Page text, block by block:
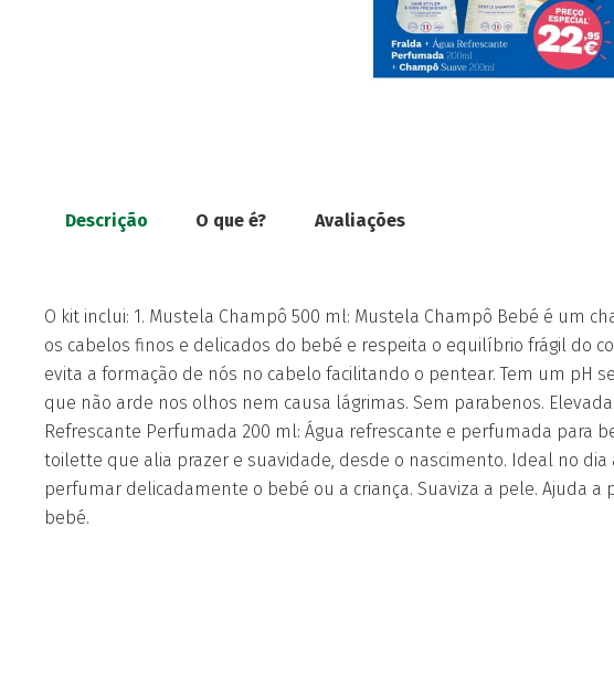
Descrição O que é? Avaliações
O kit inclui: 1. Mustela Champô 500 ml: Mustela Champô Bebé é um
os cabelos finos e delicados do bebé e respeita o equilíbrio frágil do
evita a formação de nós no cabelo facilitando o pentear. Tem um pH
que não arde nos olhos nem causa lágrimas. Sem parabenos.
Refrescante Perfumada 200 ml: Água refrescante e perfumada para
toilette que alia prazer e suavidade, desde o nascimento. Ideal no dia
perfumar delicadamente o bebé ou a criança. Suaviza a pele. Ajuda a
bebé.